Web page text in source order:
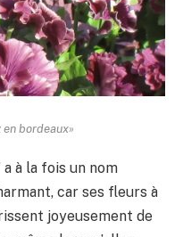
bordeaux»
a à la fois un nom
car ses fleurs à
joyeusement de